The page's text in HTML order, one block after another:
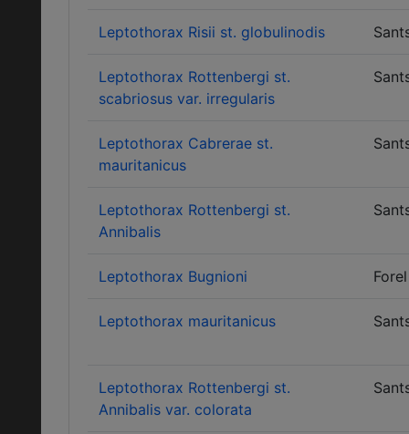
Leptothorax Risii st. globulinodis
Leptothorax Rottenbergi st.
scabriosus var. irregularis
Leptothorax Cabrerae st.
mauritanicus
Leptothorax Rottenbergi st.
Annibalis
Leptothorax Bugnioni Forel
Leptothorax mauritanicus
Leptothorax Rottenbergi st.
Annibalis var. colorata